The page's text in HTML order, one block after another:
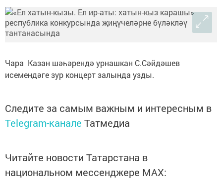
Чара Казан шәһәрендә урнашкан С.Сәйдәшев
исемендәге зур концерт залында узды.
Следите за самым важным и интересным в
Telegram-канале Татмедиа
Читайте новости Татарстана в
национальном мессенджере MАХ: